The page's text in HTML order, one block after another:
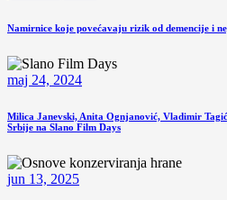
Namirnice koje povećavaju rizik od demencije i
maj 24, 2024
Milica Janevski, Anita Ognjanović, Vladimir
Srbije na Slano Film Days
jun 13, 2025